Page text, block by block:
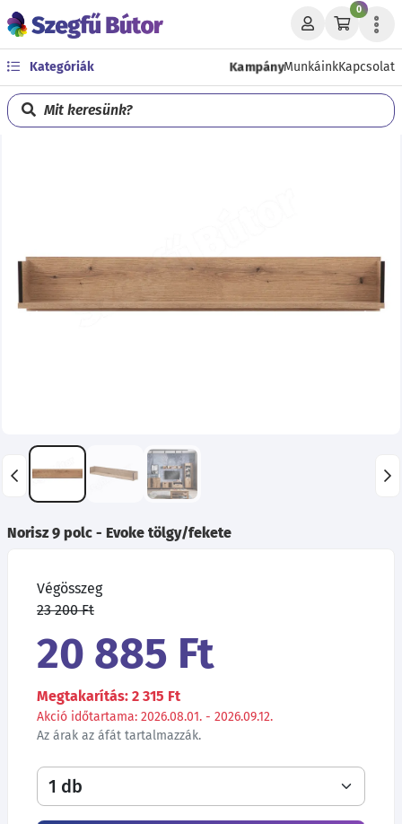
0
Kategóriák KampányMunkáinkKapcsolat
Mit keresünk?
Norisz 9 polc - Evoke tölgy/fekete
Végösszeg
23 200 Ft
20 885 Ft
Megtakarítás: 2 315 Ft
Akció időtartama: 2026.08.01. - 2026.09.12.
Az árak az áfát tartalmazzák.